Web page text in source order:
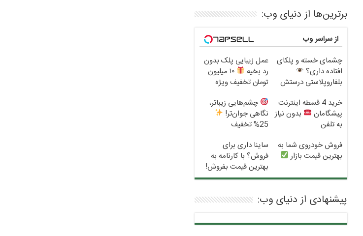
برترین‌ها از دنیای وب:
از سراسر وب
چشمای خسته و پلکای
افتاده داری؟
بلفاروپلاستی درستش
عمل زیبایی پلک بدون
رد بخیه
۱۰ میلیون
تومان تخفیف ویژه
خرید 4 قسطه اینترنت
پیشگامان
بدون نیاز
به تلفن
چشم‌هایی زیباتر،
نگاهی جوان‌تر!
25% تخفیف
فروش خودروی شما به
بهترین قیمت بازار
ساینا داری برای
فروش؟ با کارنامه به
بهترین قیمت بفروش!
پیشنهادی از دنیای وب: